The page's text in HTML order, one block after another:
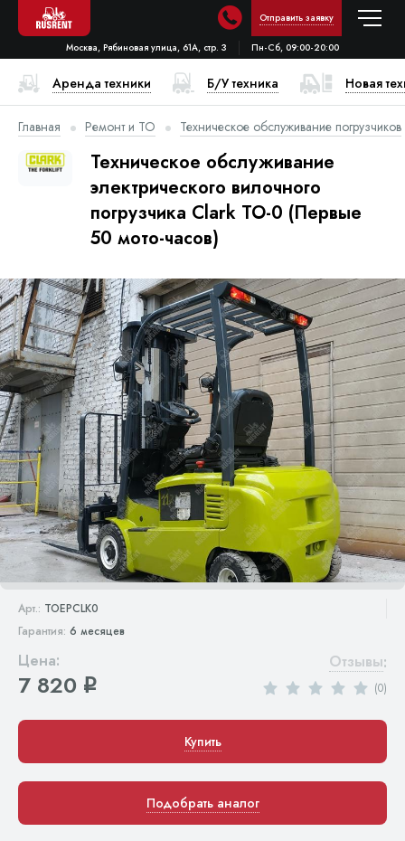
Отправить заявку
Москва, Рябиновая улица, 61А, стр. 3 Пн-Сб, 09:00-20:00
Аренда техники Б/У техника Новая
Главная Ремонт и ТО Техническое обслуживание погрузчиков
Техническое обслуживание
электрического вилочного
погрузчика Clark ТО-0 (Первые
50 мото-часов)
Арт.: TOEPCLK0
Гарантия: 6 месяцев
Цена:
7 820 q
Отзывы:
(0)
Купить
Подобрать аналог